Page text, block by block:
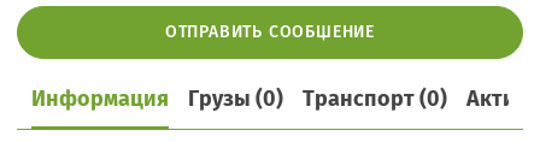
ОТПРАВИТЬ СООБЩЕНИЕ
Информация Грузы (0) Транспорт (0)